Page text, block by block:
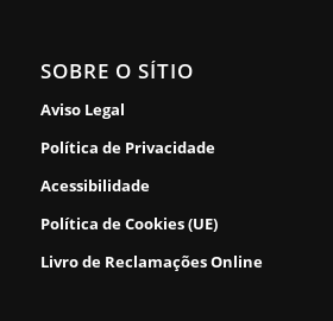
SOBRE O SÍTIO
Aviso Legal
Política de Privacidade
Acessibilidade
Política de Cookies (UE)
Livro de Reclamações Online